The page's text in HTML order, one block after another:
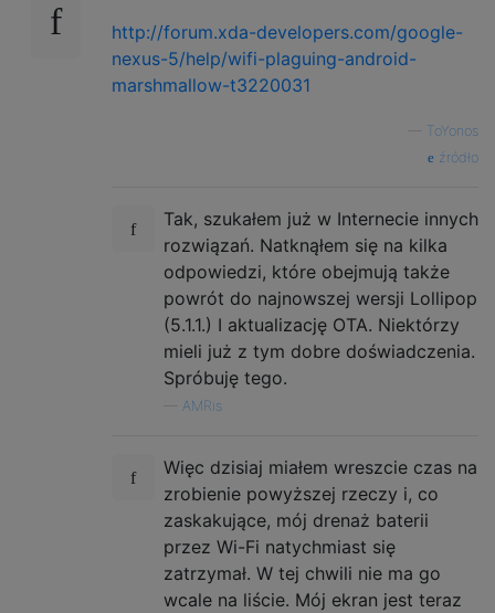
http://forum.xda-developers.com/google-
nexus-5/help/wifi-plaguing-android-
marshmallow-t3220031
ToYonos
źródło
Tak, szukałem już w Internecie innych
rozwiązań. Natknąłem się na kilka
odpowiedzi, które obejmują także
powrót do najnowszej wersji Lollipop
(5.1.1.) I aktualizację OTA. Niektórzy
mieli już z tym dobre doświadczenia.
Spróbuję tego.
AMRis
Więc dzisiaj miałem wreszcie czas na
zrobienie powyższej rzeczy i, co
zaskakujące, mój drenaż baterii
przez Wi-Fi natychmiast się
zatrzymał. W tej chwili nie ma go
wcale na liście. Mój ekran jest teraz